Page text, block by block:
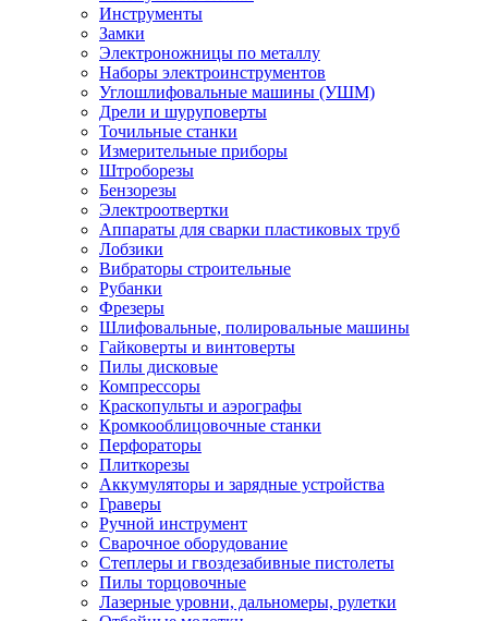
Инструменты
Замки
Электроножницы по металлу
Наборы электроинструментов
Углошлифовальные машины (УШМ)
Дрели и шуруповерты
Точильные станки
Измерительные приборы
Штроборезы
Бензорезы
Электроотвертки
Аппараты для сварки пластиковых труб
Лобзики
Вибраторы строительные
Рубанки
Фрезеры
Шлифовальные, полировальные машины
Гайковерты и винтоверты
Пилы дисковые
Компрессоры
Краскопульты и аэрографы
Кромкооблицовочные станки
Перфораторы
Плиткорезы
Аккумуляторы и зарядные устройства
Граверы
Ручной инструмент
Сварочное оборудование
Степлеры и гвоздезабивные пистолеты
Пилы торцовочные
Лазерные уровни, дальномеры, рулетки